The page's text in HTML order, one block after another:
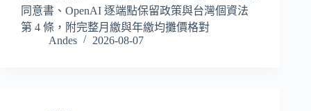
同意書、OpenAI 逐端點保留政策與台灣個資法
第 4 條，附完整月繳與年繳均攤價格對
Andes
2026-08-07